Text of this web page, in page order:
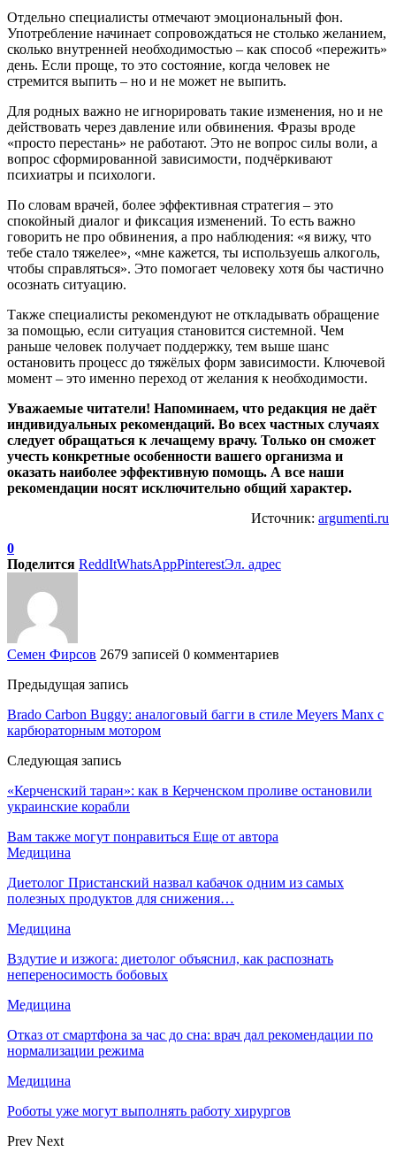
Отдельно специалисты отмечают эмоциональный фон.
Употребление начинает сопровождаться не столько желанием,
сколько внутренней необходимостью – как способ «пережить»
день. Если проще, то это состояние, когда человек не
стремится выпить – но и не может не выпить.
Для родных важно не игнорировать такие изменения, но и не
действовать через давление или обвинения. Фразы вроде
«просто перестань» не работают. Это не вопрос силы воли, а
вопрос сформированной зависимости, подчёркивают
психиатры и психологи.
По словам врачей, более эффективная стратегия – это
спокойный диалог и фиксация изменений. То есть важно
говорить не про обвинения, а про наблюдения: «я вижу, что
тебе стало тяжелее», «мне кажется, ты используешь алкоголь,
чтобы справляться». Это помогает человеку хотя бы частично
осознать ситуацию.
Также специалисты рекомендуют не откладывать обращение
за помощью, если ситуация становится системной. Чем
раньше человек получает поддержку, тем выше шанс
остановить процесс до тяжёлых форм зависимости. Ключевой
момент – это именно переход от желания к необходимости.
Уважаемые читатели! Напоминаем, что редакция не даёт
индивидуальных рекомендаций. Во всех частных случаях
следует обращаться к лечащему врачу. Только он сможет
учесть конкретные особенности вашего организма и
оказать наиболее эффективную помощь. А все наши
рекомендации носят исключительно общий характер.
Источник: argumenti.ru
0
Поделится ReddItWhatsAppPinterestЭл. адрес
Семен Фирсов 2679 записей 0 комментариев
Предыдущая запись
Brado Carbon Buggy: аналоговый багги в стиле Meyers Manx с
карбюраторным мотором
Следующая запись
«Керченский таран»: как в Керченском проливе остановили
украинские корабли
Вам также могут понравиться Еще от автора
Медицина
Диетолог Пристанский назвал кабачок одним из самых
полезных продуктов для снижения…
Медицина
Вздутие и изжога: диетолог объяснил, как распознать
непереносимость бобовых
Медицина
Отказ от смартфона за час до сна: врач дал рекомендации по
нормализации режима
Медицина
Роботы уже могут выполнять работу хирургов
Prev Next